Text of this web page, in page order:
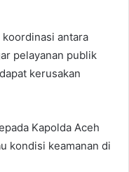
antara
pelayanan publik
kerusakan
Kapolda Aceh
kondisi keamanan di